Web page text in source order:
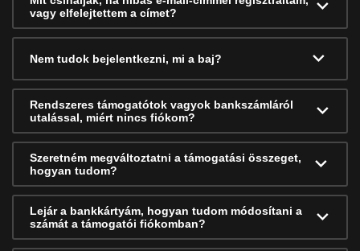
vagy elfelejtettem a címet?
Nem tudok bejelentkezni, mi a baj?
Rendszeres támogatótok vagyok bankszámláról
utalással, miért nincs fiókom?
Szeretném megváltoztatni a támogatási összeget,
hogyan tudom?
Lejár a bankkártyám, hogyan tudom módosítani a
számát a támogatói fiókomban?